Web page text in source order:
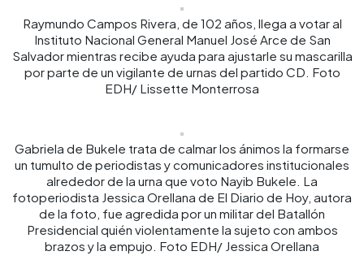
Raymundo Campos Rivera, de 102 años, llega a votar al
Instituto Nacional General Manuel José Arce de San
Salvador mientras recibe ayuda para ajustarle su mascarilla
por parte de un vigilante de urnas del partido CD. Foto
EDH/ Lissette Monterrosa
Gabriela de Bukele trata de calmar los ánimos la formarse
un tumulto de periodistas y comunicadores institucionales
alrededor de la urna que voto Nayib Bukele. La
fotoperiodista Jessica Orellana de El Diario de Hoy, autora
de la foto, fue agredida por un militar del Batallón
Presidencial quién violentamente la sujeto con ambos
brazos y la empujo. Foto EDH/ Jessica Orellana